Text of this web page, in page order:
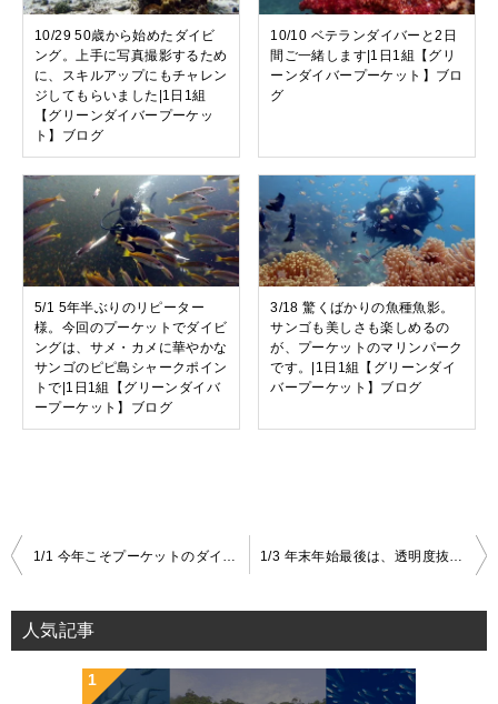
10/29 50歳から始めたダイビ
ング。上手に写真撮影するため
に、スキルアップにもチャレン
ジしてもらいました|1日1組
【グリーンダイバープーケッ
ト】ブログ
10/10 ベテランダイバーと2日
間ご一緒します|1日1組【グリ
ーンダイバープーケット】ブロ
グ
5/1 5年半ぶりのリピーター
様。今回のプーケットでダイビ
ングは、サメ・カメに華やかな
サンゴのピピ島シャークポイン
トで|1日1組【グリーンダイバ
ープーケット】ブログ
3/18 驚くばかりの魚種魚影。
サンゴも美しさも楽しめるの
が、プーケットのマリンパーク
です。|1日1組【グリーンダイ
バープーケット】ブログ
投
ナ
1/1 今年こそプーケットのダイビングが復活しますように|1日1組【グリーンダイバー】ブログ 1/3 年末年始最後は、透明度抜群！！|1日1組【グリーンダイバープーケット】ブログ
人気記事